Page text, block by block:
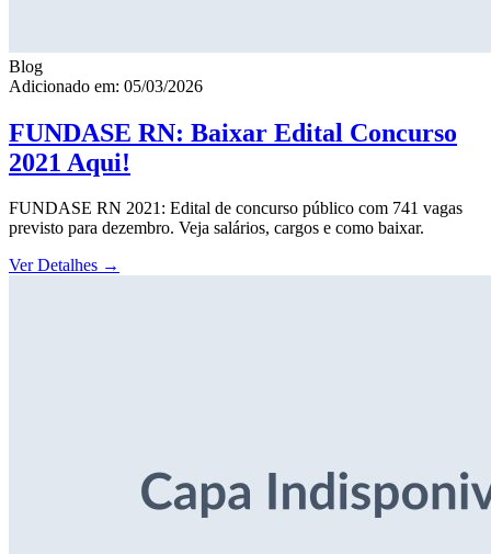
Blog
Adicionado em: 05/03/2026
FUNDASE RN: Baixar Edital Concurso
2021 Aqui!
FUNDASE RN 2021: Edital de concurso público com 741 vagas
previsto para dezembro. Veja salários, cargos e como baixar.
Ver Detalhes →